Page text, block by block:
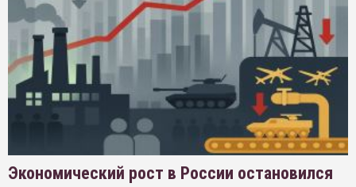
Экономический рост в России остановился